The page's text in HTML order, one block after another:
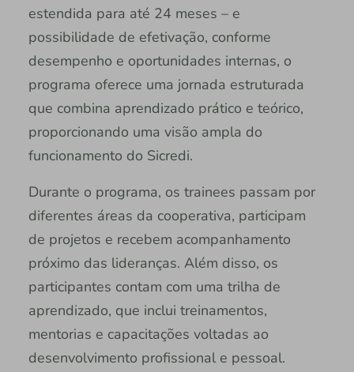
estendida para até 24 meses – e
possibilidade de efetivação, conforme
desempenho e oportunidades internas, o
programa oferece uma jornada estruturada
que combina aprendizado prático e teórico,
proporcionando uma visão ampla do
funcionamento do Sicredi.
Durante o programa, os trainees passam por
diferentes áreas da cooperativa, participam
de projetos e recebem acompanhamento
próximo das lideranças. Além disso, os
participantes contam com uma trilha de
aprendizado, que inclui treinamentos,
mentorias e capacitações voltadas ao
desenvolvimento profissional e pessoal.